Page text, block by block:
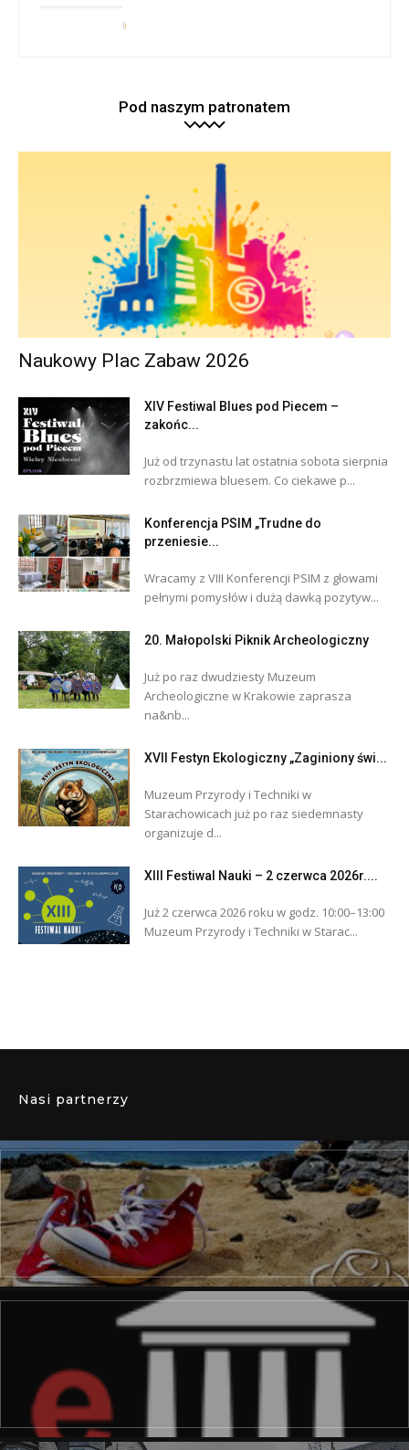
Pod naszym patronatem
Naukowy Plac Zabaw 2026
XIV Festiwal Blues pod Piecem –
zakońc...
Już od trzynastu lat ostatnia sobota sierpnia
rozbrzmiewa bluesem. Co ciekawe p...
Konferencja PSIM „Trudne do
przeniesie...
Wracamy z VIII Konferencji PSIM z głowami
pełnymi pomysłów i dużą dawką pozytyw...
20. Małopolski Piknik Archeologiczny
Już po raz dwudziesty Muzeum
Archeologiczne w Krakowie zaprasza
na&nb...
XVII Festyn Ekologiczny „Zaginiony świ...
Muzeum Przyrody i Techniki w
Starachowicach już po raz siedemnasty
organizuje d...
XIII Festiwal Nauki – 2 czerwca 2026r....
Już 2 czerwca 2026 roku w godz. 10:00–13:00
Muzeum Przyrody i Techniki w Starac...
Nasi partnerzy